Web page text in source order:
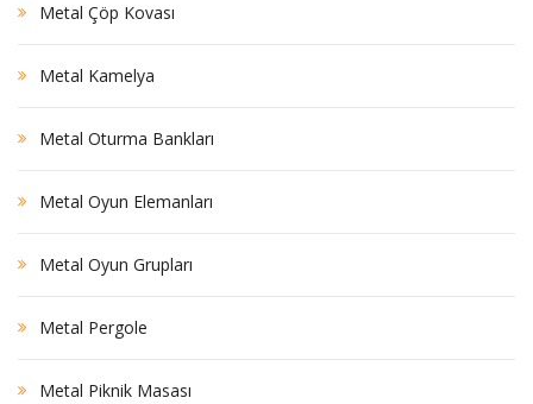
Metal Çöp Kovası
Metal Kamelya
Metal Oturma Bankları
Metal Oyun Elemanları
Metal Oyun Grupları
Metal Pergole
Metal Piknik Masası